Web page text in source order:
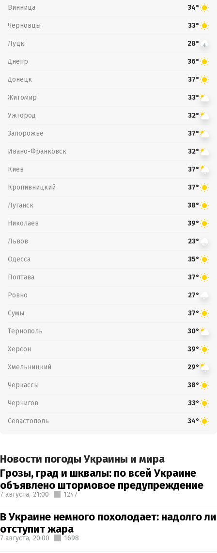
Винница 34°
Черновцы 33°
Луцк 28°
Днепр 36°
Донецк 37°
Житомир 33°
Ужгород 32°
Запорожье 37°
Ивано-Франковск 32°
Киев 37°
Кропивницкий 37°
Луганск 38°
Николаев 39°
Львов 23°
Одесса 35°
Полтава 37°
Ровно 27°
Сумы 37°
Тернополь 30°
Херсон 39°
Хмельницкий 29°
Черкассы 38°
Чернигов 33°
Севастополь 34°
Новости погоды Украины и мира
Грозы, град и шквалы: по всей Украине
объявлено штормовое предупреждение
7 августа, 21:00 1247
В Украине немного похолодает: надолго ли
отступит жара
7 августа, 20:00 1698